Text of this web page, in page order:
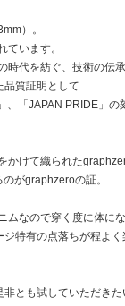
）。
ています。
時代を紡ぐ、技術の伝
質証明として
、「JAPAN PRIDE」の
かけて織られた
がgraphzeroの証。
ムなので穿く度に体に
特有の点落ちが程よ
とも試していただきた